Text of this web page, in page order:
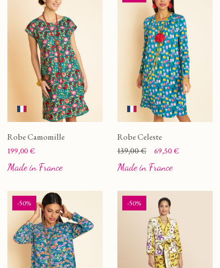
Robe Camomille
Prix
199,00 €
Made in France
Robe Celeste
Prix
Prix de base
139,00 € 69,50 €
Made in France
-50% -50%